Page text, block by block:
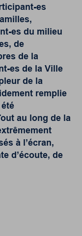
es
es du milieu
de
de la
es de la Ville
de la
remplie
au long de la
à l’écran,
d’écoute, de